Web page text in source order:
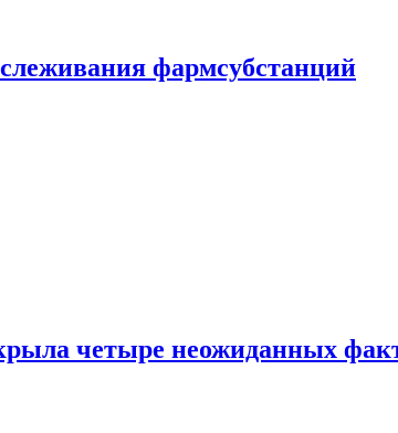
фармсубстанций
четыре неожиданных